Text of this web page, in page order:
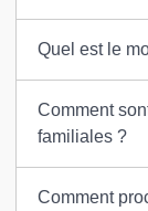
Quel est le
Comment
familiales ?
Comment